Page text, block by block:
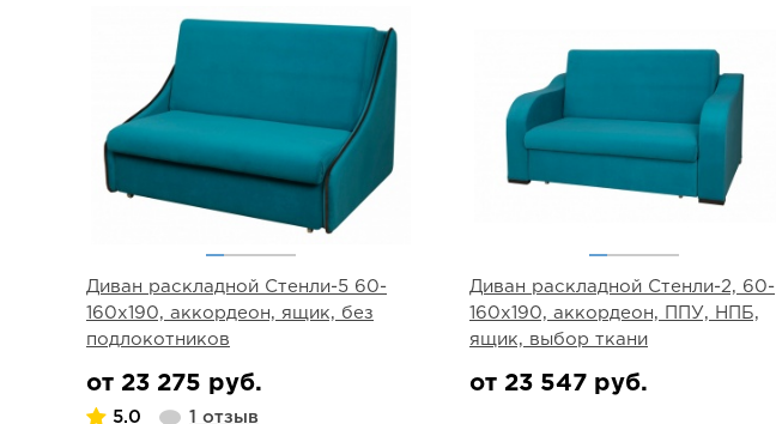
Диван раскладной Стенли-5 60-
160х190, аккордеон, ящик, без
подлокотников
от 23 275 руб.
5.0 1 отзыв
Диван раскладной Стенли-2, 60-
160х190, аккордеон, ППУ, НПБ,
ящик, выбор ткани
от 23 547 руб.